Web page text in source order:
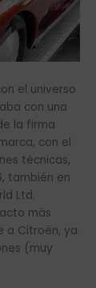
el universo
con una
la firma
con el
técnicas,
también en
Ltd.
más
a Citroën, ya
(muy